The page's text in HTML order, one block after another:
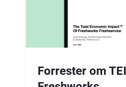
Forrester om